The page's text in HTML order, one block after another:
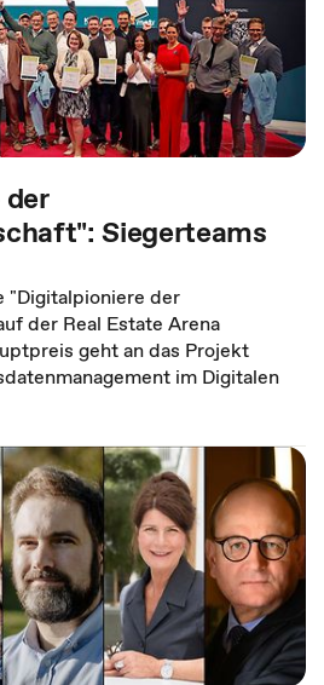
Siegerteams
"Digitalpioniere der
der Real Estate Arena
geht an das Projekt
im Digitalen